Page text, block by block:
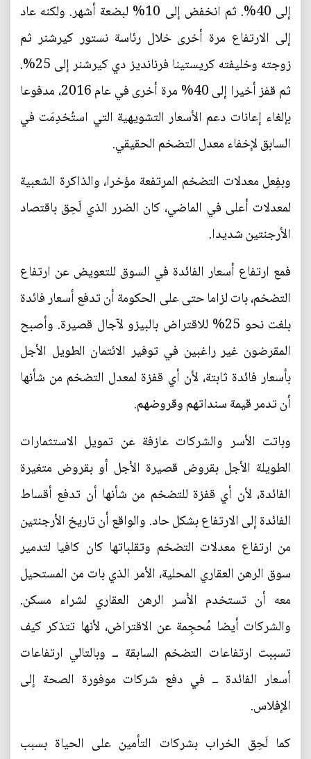
إلى 40%. ثم انخفض إلى 10% لبضعة أشهر. ولكنه عاد
إلى الارتفاع مرة أخرى خلال رئاسة نستور كيرشنر ثم
زوجته وخليفته كريستينا فرنانديز دي كيرشنر إلى 25%.
ثم قفز أخيرا إلى 40% مرة أخرى في عام 2016، مدفوعا
بإلغاء إعانات دعم الأسعار التشويهية التي استُخدِمَت في
السابق لإخفاء معدل التضخم الحقيقي.
وبفِعل معدلات التضخم المرتفعة مؤخرا، والذاكرة الشعبية
لمعدلات أعلى في الماضي، كان الضرر الذي لَحِق باقتصاد
الأرجنتين شديدا.
فمع ارتفاع أسعار الفائدة في السوق للتعويض عن ارتفاع
التضخم، بات لزاما حتى على الحكومة أن تدفع أسعار فائدة
بلغت نحو 25% للاقتراض بالبيزو لآجال قصيرة. وأصبح
المقرضون غير راغبين في توفير الائتمان الطويل الأجل
بأسعار فائدة ثابتة، لأن أي قفزة لمعدل التضخم من شأنها
أن تدمر قيمة سنداتهم وقروضهم.
وباتت الأسر والشركات عازفة عن تمويل الاستثمارات
الطويلة الأجل بقروض قصيرة الأجل أو بقروض متغيرة
الفائدة، لأن أي قفزة للتضخم من شأنها أن تدفع أقساط
الفائدة إلى الارتفاع بشكل حاد. والواقع أن تاريخ الأرجنتين
من ارتفاع معدلات التضخم وتقلباتها كان كافيا لتدمير
سوق الرهن العقاري المحلية، الأمر الذي بات من المستحيل
معه أن تستخدم الأسر الرهن العقاري لشراء مسكن.
والشركات أيضا مُحجِمة عن الاقتراض، لأنها تتذكر كيف
تسببت ارتفاعات التضخم السابقة ــ وبالتالي ارتفاعات
أسعار الفائدة ــ في دفع شركات موفورة الصحة إلى
الإفلاس.
كما لَحِق الخراب بشركات التأمين على الحياة بسبب